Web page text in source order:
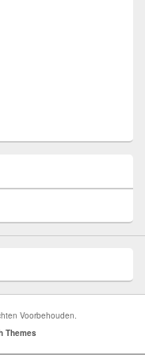
Voorbehouden.
Themes